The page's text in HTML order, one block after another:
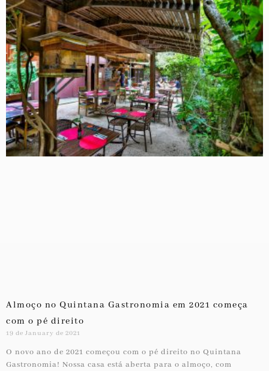
Almoço no Quintana Gastronomia em 2021 começa
com o pé direito
19 de January de 2021
O novo ano de 2021 começou com o pé direito no Quintana
Gastronomia! Nossa casa está aberta para o almoço, com